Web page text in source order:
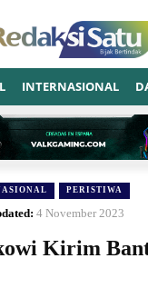
INTERNASIONAL
PERISTIWA
4 November 2023
Kirim